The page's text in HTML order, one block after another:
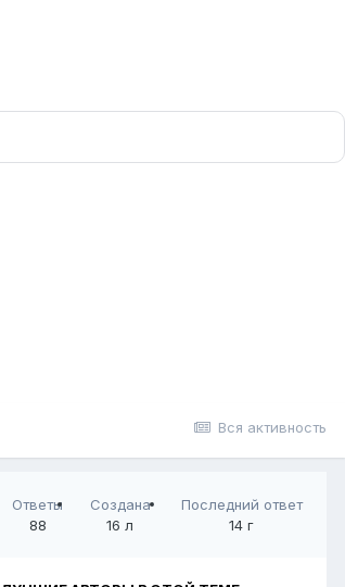
Вся активность
Ответы
88
Создана
16 л
Последний ответ
14 г